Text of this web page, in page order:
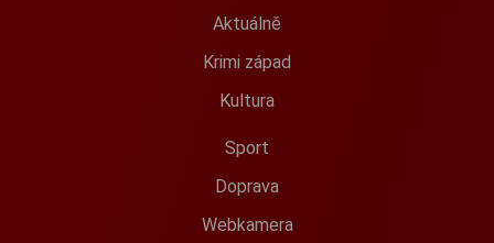
Aktuálně
Krimi západ
Kultura
Sport
Doprava
Webkamera